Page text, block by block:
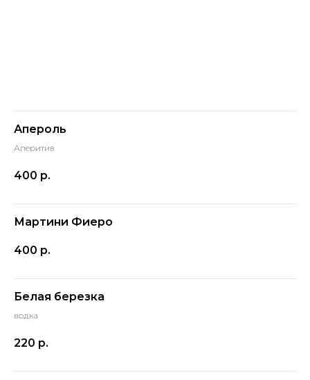
Апероль
Аперитив
400 р.
Мартини Фиеро
400 р.
Белая березка
водка
220 р.